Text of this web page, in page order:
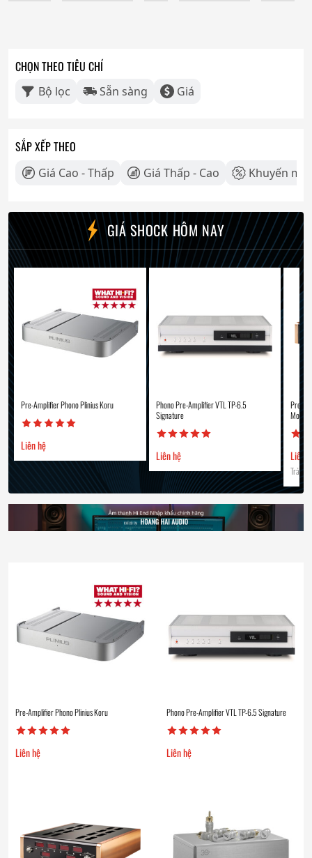
CHỌN THEO TIÊU CHÍ
Bộ lọc Sẵn sàng Giá
SẮP XẾP THEO
Giá Cao - Thấp Giá Thấp - Cao Khuyến mãi
GIÁ SHOCK HÔM NAY
Pre-Amplifier Phono Plinius Koru
Liên hệ
Phono Pre-Amplifier VTL TP-6.5
Signature
Liên hệ
Pre-
Liên
Trả góp
Pre-Amplifier Phono Plinius Koru
Liên hệ
Phono Pre-Amplifier VTL TP-6.5 Signature
Liên hệ